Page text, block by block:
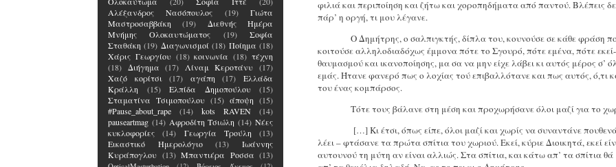
φιλιά και περιποίηση και ζήτω και χοροπηδήματα από παντού. Βλέπεις
πάρ’ η οργή, τι μου λέγανε.
Ο Δημήτρης, ο σαλπιγκτής, δίπλα του, κουνούσε σε κάθε φράση
κοιτούσε αλληλοδιαδόχως έμμονα πότε το Σγουρό, πότε εμένα, πότε
θαυμασμού και ικανοποίησης, μα σα να μην είχε λάβει κι αυτός μέρος
εμάς. Ήτανε φανερό πως ο λοχίας τού επιβαλλότανε και πως αυτός, ό,τι
του ένας κομπάρσος.
Τότε τους βάλανε στη μέση και προχωρήσανε όλοι μαζί για το
[…] Κι έτσι, όπως είπε, όλοι μαζί και χωρίς να συναντάνε
λέει – φτάσανε τα πρώτα σπίτια του χωριού. Εκεί, κύριε Διοικητά, εκεί
αυτουνού τη μύτη αν είναι αλλιώς. Στα σπίτια, και κάτω απ’ τα σπίτια
Αλέξανδρος Νασόπουλος
(19)
Γιώτα
Μαστροσαββάκη
(19)
Διεθνής Ημέρα
Μνήμης Ολοκαυτώματος
(19)
Σοφία
Σταθάκη (19) Διαγωνισμοί (18) Ποίημα (18)
Χάρις Γεωργίου (18) κοινωνία (18) τέχνη
(18)
Διήγημα (17) Λίναμ Κεροτάνυ (17)
Χαζό κορίτσι
(17) αγάπη (17)
Ελλάδα
Κράλλη
(15) Ελπίδα Δημοπούλου
(15)
Σταματίνα Τσιμοπούλου (15) άποψη (15)
#Pause_about_rape
(14) kots RAVEN
(14)
pauseartmag (14) Αφροδίτη Τσιώλη (14) Νέες
κυκλοφορίες
(14) Γεωργία Τρούλη
(13)
Εικαστικό Ημερολόγιο
(13)
Ιωάννης
Κυράπογλου (13) Μπαντιέρα Ροσσα (13)